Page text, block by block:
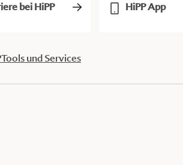
bei HiPP HiPP App
Tools und Services